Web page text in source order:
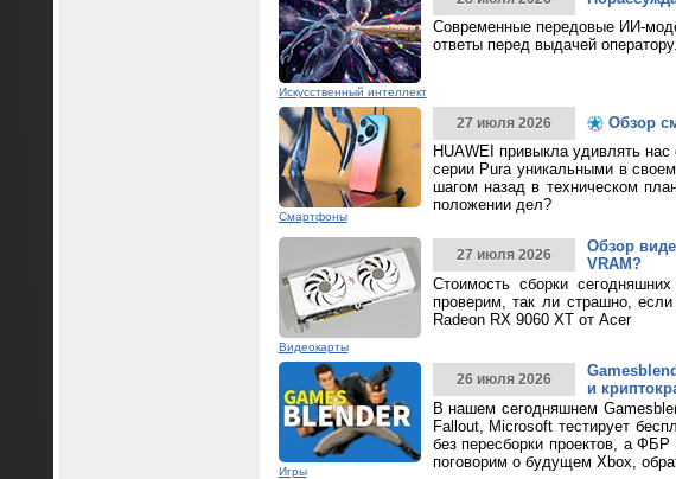
Искусственный интеллект
Современные передовые ИИ-
ответы перед выдачей
Смартфоны
27 июля 2026
Обзор
HUAWEI привыкла удивлять
серии Pura уникальными в
шагом назад в техническом
положении дел?
Видеокарты
27 июля 2026
Обзор
VRAM?
Стоимость сборки
проверим, так ли страшно,
Radeon RX 9060 XT от Acer
Игры
26 июля 2026
и
В нашем сегодняшнем
Fallout, Microsoft тестирует
без пересборки проектов, а
поговорим о будущем Xbox,